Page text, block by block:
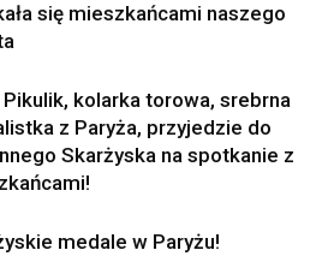
się mieszkańcami naszego
Pikulik, kolarka torowa, srebrna
z Paryża, przyjedzie do
Skarżyska na spotkanie z
medale w Paryżu!